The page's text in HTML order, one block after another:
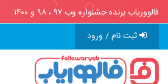
فالووریاب برنده جشنواره وب ۹۷ ، ۹۸ و ۱۴۰۰
ثبت نام / ورود